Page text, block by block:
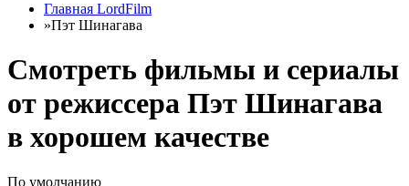
Главная LordFilm
»Пэт Шинагава
Смотреть фильмы и сериалы
от режиссера Пэт Шинагава
в хорошем качестве
По умолчанию